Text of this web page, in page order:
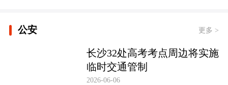
公安 更多 >
长沙32处高考考点周边将实施
临时交通管制
2026-06-06